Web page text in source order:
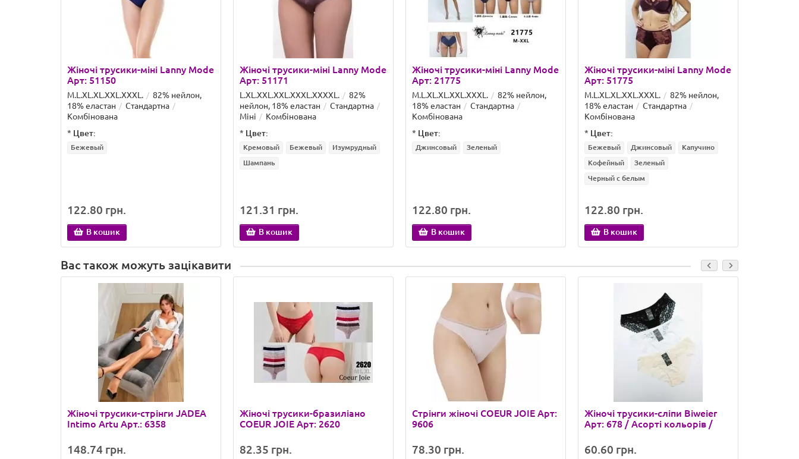
Жіночі трусики-міні Lanny Mode
Арт: 51150
M.L.XL.XL.XXL.ХХХL.
82% нейлон,
18% еластан
Стандартна
Комбінована
* Цвет:
Бежевый
122.80 грн.
В кошик
Жіночі трусики-міні Lanny Mode
Арт: 51171
L.XL.XXL.XXL.ХХХL.XXXXL.
82%
нейлон, 18% еластан
Стандартна
Міні
Комбінована
* Цвет:
Кремовый Бежевый
Изумрудный
Шампань
121.31 грн.
В кошик
Жіночі трусики-міні Lanny Mode
Арт: 21775
M.L.XL.XL.XXL.ХХХL.
82% нейлон,
18% еластан
Стандартна
Комбінована
* Цвет:
Джинсовый Зеленый
122.80 грн.
В кошик
Жіночі трусики-міні Lanny Mode
Арт: 51775
M.L.XL.XL.XXL.ХХХL.
82% нейлон,
18% еластан
Стандартна
Комбінована
* Цвет:
Бежевый Джинсовый
Капучино
Кофейный
Зеленый
Черный с белым
122.80 грн.
В кошик
Вас також можуть зацікавити
Жіночі трусики-стрінги JADEA
Intimo Artu Арт.: 6358
148.74 грн.
Жіночі трусики-бразиліано
COEUR JOIE Арт: 2620
82.35 грн.
Стрінги жіночі COEUR JOIE Арт:
9606
78.30 грн.
Жіночі трусики-сліпи Biweier
Арт: 678 / Асорті кольорів /
60.60 грн.